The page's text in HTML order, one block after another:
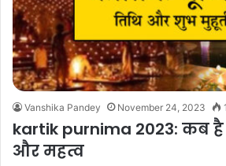
Vanshika Pandey November 24, 2023
kartik purnima 2023: कब है
और महत्व